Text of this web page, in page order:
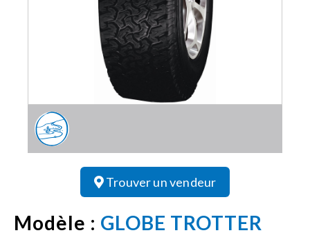
Trouver un vendeur
Modèle : GLOBE TROTTER